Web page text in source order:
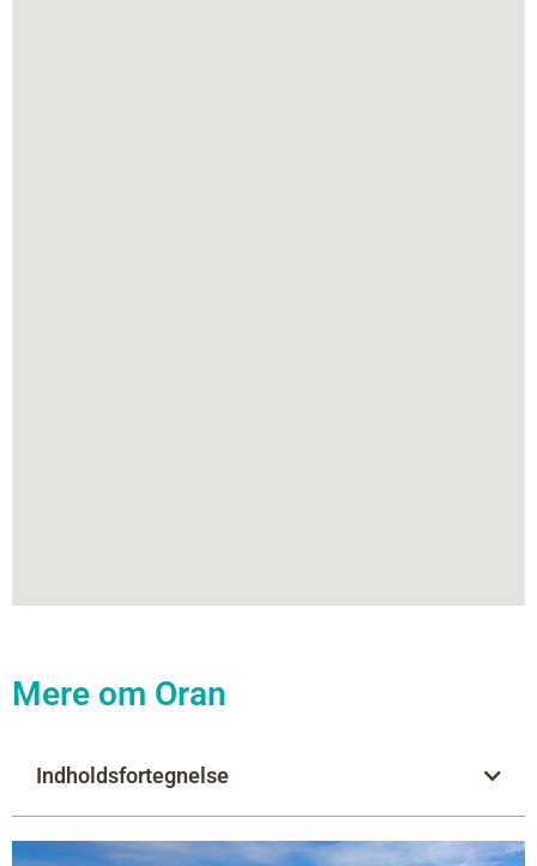
Mere om Oran
Indholdsfortegnelse